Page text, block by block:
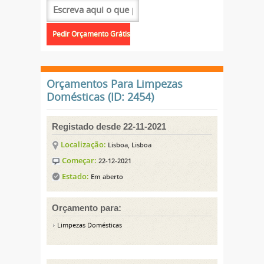
Orçamentos Para Limpezas
Domésticas (ID: 2454)
Registado desde 22-11-2021
Localização: Lisboa, Lisboa
Começar: 22-12-2021
Estado: Em aberto
Orçamento para:
Limpezas Domésticas